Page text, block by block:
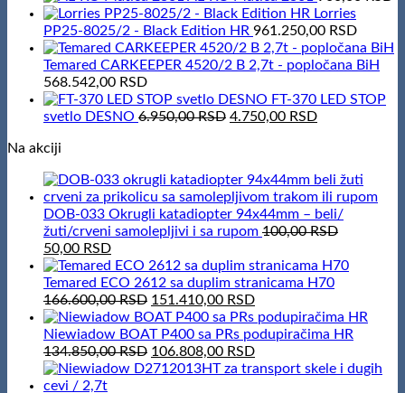
Lorries
PP25-8025/2 - Black Edition HR 961.250,00 RSD
Temared CARKEEPER 4520/2 B 2,7t - popločana BiH
568.542,00 RSD
FT-370 LED STOP
svetlo DESNO 6.950,00RSD Original
4.750,00 RSDCurrent
Na akciji
DOB-033 Okrugli katadiopter 94x44mm – beli/
žuti/crveni samolepljivi i sa rupom 100,00RSD
Original
price
was:
100,00 RSD.
50,00 RSDCurrent
price
is:
50,00 RSD.
Temared ECO 2612 sa duplim stranicama H70
166.600,00RSD Original
price
was:
166.600,00 RSD.
151.410,00 RSDCurrent
price
is:
151.410,00 RSD.
Niewiadow BOAT P400 sa PRs podupiračima HR
134.850,00RSD Original
price
106.808,00 RSDCurrent
price